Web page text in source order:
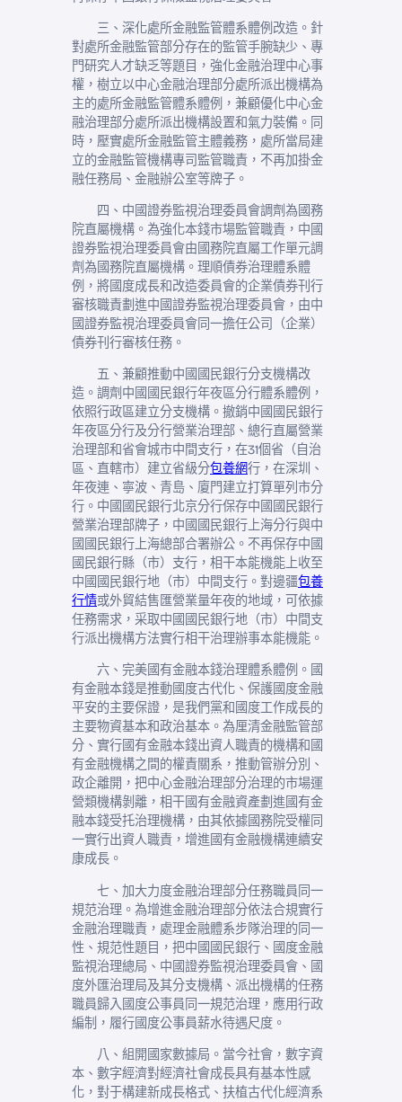
三、深化處所金融監管體系體例改造。針
對處所金融監管部分存在的監管手腕缺少、專
門研究人才缺乏等題目，強化金融治理中心事
權，樹立以中心金融治理部分處所派出機構為
主的處所金融監管體系體例，兼顧優化中心金
融治理部分處所派出機構設置和氣力裝備。同
時，壓實處所金融監管主體義務，處所當局建
立的金融監管機構專司監管職責，不再加掛金
融任務局、金融辦公室等牌子。
四、中國證券監視治理委員會調劑為國務
院直屬機構。為強化本錢市場監管職責，中國
證券監視治理委員會由國務院直屬工作單元調
劑為國務院直屬機構。理順債券治理體系體
例，將國度成長和改造委員會的企業債券刊行
審核職責劃進中國證券監視治理委員會，由中
國證券監視治理委員會同一擔任公司（企業）
債券刊行審核任務。
五、兼顧推動中國國民銀行分支機構改
造。調劑中國國民銀行年夜區分行體系體例，
依照行政區建立分支機構。撤銷中國國民銀行
年夜區分行及分行營業治理部、總行直屬營業
治理部和省會城市中間支行，在31個省（自治
區、直轄市）建立省級分包養網行，在深圳、
年夜連、寧波、青島、廈門建立打算單列市分
行。中國國民銀行北京分行保存中國國民銀行
營業治理部牌子，中國國民銀行上海分行與中
國國民銀行上海總部合署辦公。不再保存中國
國民銀行縣（市）支行，相干本能機能上收至
中國國民銀行地（市）中間支行。對邊疆包養
行情或外貿結售匯營業量年夜的地域，可依據
任務需求，采取中國國民銀行地（市）中間支
行派出機構方法實行相干治理辦事本能機能。
六、完美國有金融本錢治理體系體例。國
有金融本錢是推動國度古代化、保護國度金融
平安的主要保證，是我們黨和國度工作成長的
主要物資基本和政治基本。為厘清金融監管部
分、實行國有金融本錢出資人職責的機構和國
有金融機構之間的權責關系，推動管辦分別、
政企離開，把中心金融治理部分治理的市場運
營類機構剝離，相干國有金融資產劃進國有金
融本錢受托治理機構，由其依據國務院受權同
一實行出資人職責，增進國有金融機構連續安
康成長。
七、加大力度金融治理部分任務職員同一
規范治理。為增進金融治理部分依法合規實行
金融治理職責，處理金融體系步隊治理的同一
性、規范性題目，把中國國民銀行、國度金融
監視治理總局、中國證券監視治理委員會、國
度外匯治理局及其分支機構、派出機構的任務
職員歸入國度公事員同一規范治理，應用行政
編制，履行國度公事員薪水待遇尺度。
八、組開國家數據局。當今社會，數字資
本、數字經濟對經濟社會成長具有基本性感
化，對于構建新成長格式、扶植古代化經濟系